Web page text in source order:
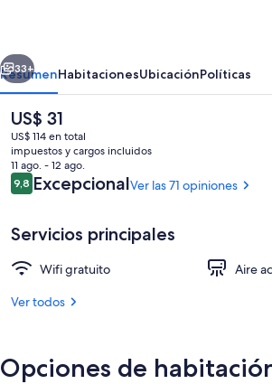
Mine
Hospitality
Escritorio,
Siguiente
33+
ResumenHabitacionesUbicaciónPolíticas
El
precio
actual
es
de
US$ 31
US$ 31
US$ 114 en total
impuestos y cargos incluidos
11 ago. - 12 ago.
Opiniones
9,89,8 de 10
ExcepcionalVer las 71 opiniones
Servicios principales
Wifi gratuito
Aire
Ver todos
Opciones de